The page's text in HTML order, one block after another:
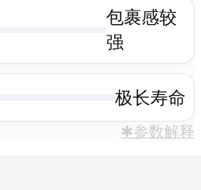
包裹感较
强
极长寿命
✱参数解释